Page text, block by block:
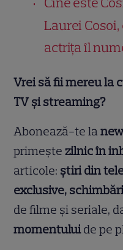
Laurei
actrița îl
Vrei să fii mereu la
TV și streaming?
Abonează-te la
primește zilnic în
articole: știri din
exclusive,
de filme și seriale,
momentuluide pe